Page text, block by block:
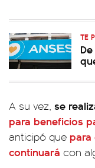
TE
A su vez, se
para beneficios
anticipó que para
continuará con